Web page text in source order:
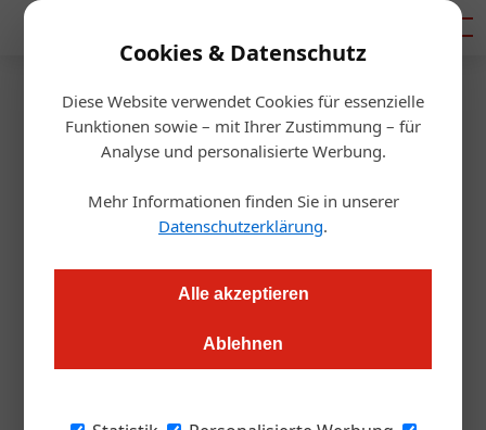
Cookies & Datenschutz
Diese Website verwendet Cookies für essenzielle
Funktionen sowie – mit Ihrer Zustimmung – für
Analyse und personalisierte Werbung.
Mehr Informationen finden Sie in unserer
Datenschutzerklärung.
Alle akzeptieren
Ablehnen
Startseite/Gastro & Hotel
Gastrozulieferer in Bedrängnis
Alexander Grübling 10.12.2020, 10:14 Uhr
Lebensmittelgroßhandel, Obst- und Gemüsehändler,